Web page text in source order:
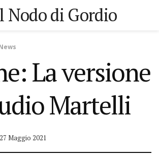
La versione
Martelli
27 Maggio 2021